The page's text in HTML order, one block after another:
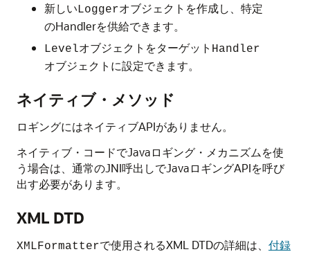
新しいLoggerオブジェクトを作成し、特定
のHandlerを供給できます。
Levelオブジェクトをターゲット Handler
オブジェクトに設定できます。
ネイティブ・メソッド
ロギングにはネイティブAPIがありません。
ネイティブ・コードでJavaロギング・メカニズムを使
う場合は、通常のJNI呼出しでJavaロギングAPIを呼び
出す必要があります。
XML DTD
XMLFormatterで使用されるXML DTDの詳細は、 付録